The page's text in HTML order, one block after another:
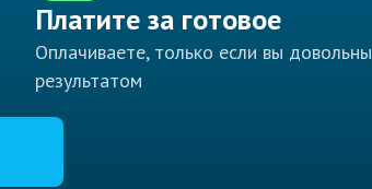
Платите за готовое
Оплачиваете, только если вы довольны
результатом